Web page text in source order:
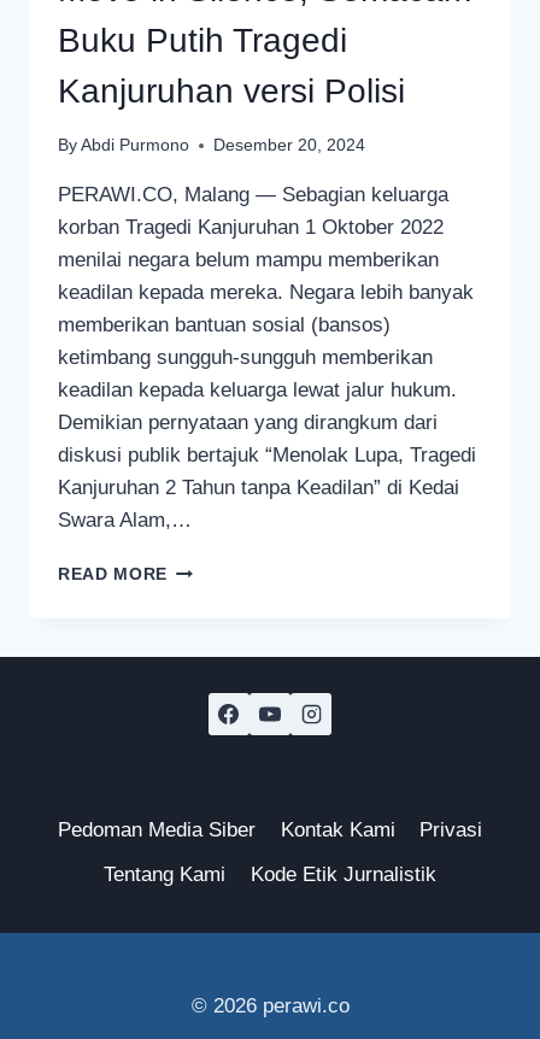
Buku Putih Tragedi
Kanjuruhan versi Polisi
By Abdi Purmono Desember 20, 2024
PERAWI.CO, Malang — Sebagian keluarga
korban Tragedi Kanjuruhan 1 Oktober 2022
menilai negara belum mampu memberikan
keadilan kepada mereka. Negara lebih banyak
memberikan bantuan sosial (bansos)
ketimbang sungguh-sungguh memberikan
keadilan kepada keluarga lewat jalur hukum.
Demikian pernyataan yang dirangkum dari
diskusi publik bertajuk “Menolak Lupa, Tragedi
Kanjuruhan 2 Tahun tanpa Keadilan” di Kedai
Swara Alam,…
READ MORE MOVE
PUTIH
TRAGEDI
Pedoman Media Siber Kontak Kami
Privasi
Tentang Kami
Kode Etik Jurnalistik
© 2026 perawi.co